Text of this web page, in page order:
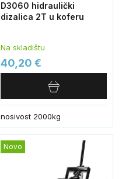
D3060 hidraulički
dizalica 2T u koferu
Na skladištu
40,20 €
nosivost 2000kg
Novo